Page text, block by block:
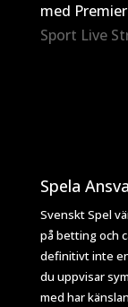
med
Sport Live
Spela
Svenskt Spel
på betting och
definitivt inte
du uppvisar
med har